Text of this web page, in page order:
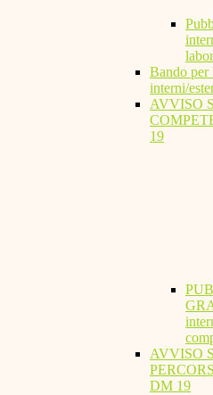
Bando per
interni/
AVVISO
19
AVVISO
DM 19